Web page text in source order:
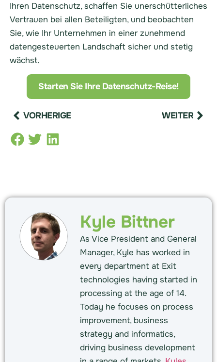
Ihren Datenschutz, schaffen Sie unerschütterliches
Vertrauen bei allen Beteiligten, und beobachten
Sie, wie Ihr Unternehmen in einer zunehmend
datengesteuerten Landschaft sicher und stetig
wächst.
Starten Sie Ihre Datenschutz-Reise!
VORHERIGE WEITER
Kyle Bittner
As Vice President and General
Manager, Kyle has worked in
every department at Exit
technologies having started in
processing at the age of 14.
Today he focuses on process
improvement, business
strategy and informatics,
driving business development